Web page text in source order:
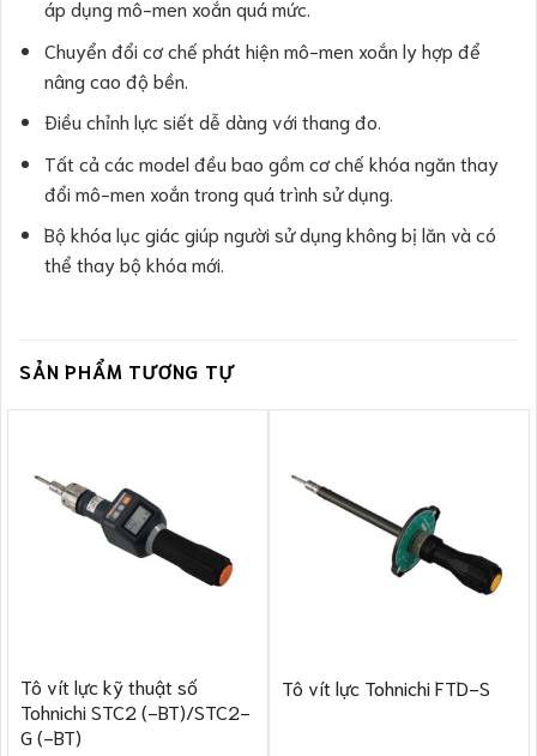
áp dụng mô-men xoắn quá mức.
Chuyển đổi cơ chế phát hiện mô-men xoắn ly hợp để
nâng cao độ bền.
Điều chỉnh lực siết dễ dàng với thang đo.
Tất cả các model đều bao gồm cơ chế khóa ngăn thay
đổi mô-men xoắn trong quá trình sử dụng.
Bộ khóa lục giác giúp người sử dụng không bị lăn và có
thể thay bộ khóa mới.
SẢN PHẨM TƯƠNG TỰ
Tô vít lực kỹ thuật số
Tohnichi STC2 (-BT)/STC2-
G (-BT)
Tô vít lực Tohnichi FTD-S